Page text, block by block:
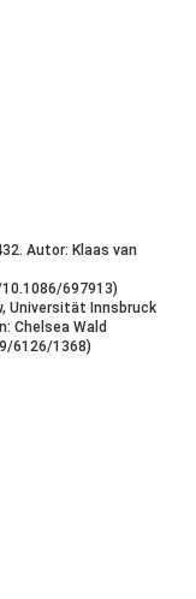
Autor: Klaas van
697913)
Universität Innsbruck
Chelsea Wald
6126/1368)